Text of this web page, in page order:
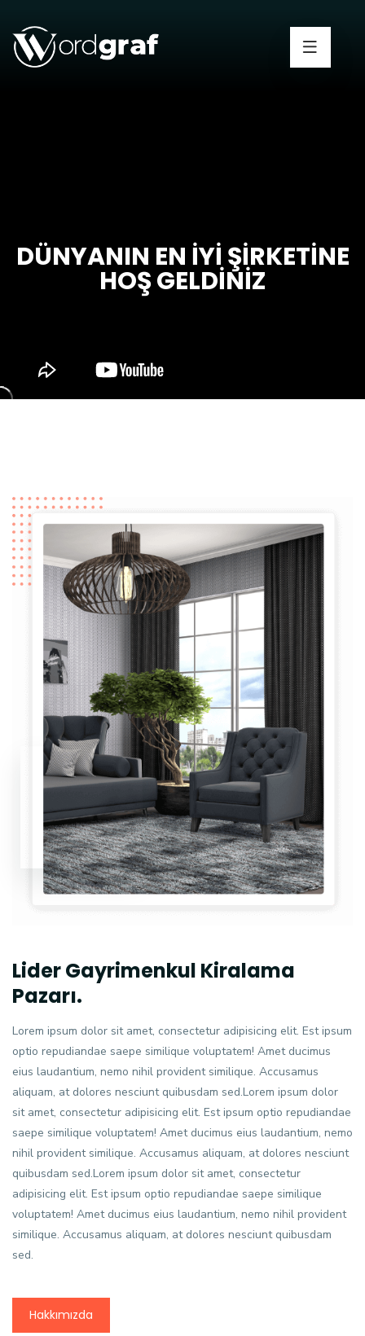
DÜNYANIN EN İYI ŞIRKETINE
HOŞ GELDINIZ
Lider Gayrimenkul Kiralama
Pazarı.
Lorem ipsum dolor sit amet, consectetur adipisicing elit. Est ipsum
optio repudiandae saepe similique voluptatem! Amet ducimus
eius laudantium, nemo nihil provident similique. Accusamus
aliquam, at dolores nesciunt quibusdam sed.Lorem ipsum dolor
sit amet, consectetur adipisicing elit. Est ipsum optio repudiandae
saepe similique voluptatem! Amet ducimus eius laudantium, nemo
nihil provident similique. Accusamus aliquam, at dolores nesciunt
quibusdam sed.Lorem ipsum dolor sit amet, consectetur
adipisicing elit. Est ipsum optio repudiandae saepe similique
voluptatem! Amet ducimus eius laudantium, nemo nihil provident
similique. Accusamus aliquam, at dolores nesciunt quibusdam
sed.
Hakkımızda